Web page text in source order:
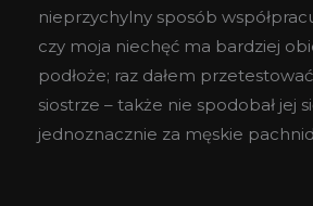
nieprzychylny sposób
czy moja niechęć ma bardziej
podłoże; raz dałem
siostrze – także nie spodobał jej
jednoznacznie za męskie